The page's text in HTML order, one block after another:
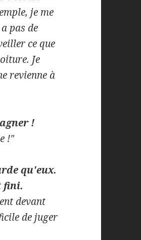
je me
pas de
ce que
Je
revienne à
!
!"
qu'eux.
fini.
devant
de juger